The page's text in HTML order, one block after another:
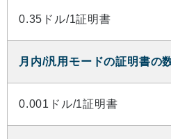
0.35ドル/1証明書
月内/汎用モードの証明書の
0.001ドル/1証明書